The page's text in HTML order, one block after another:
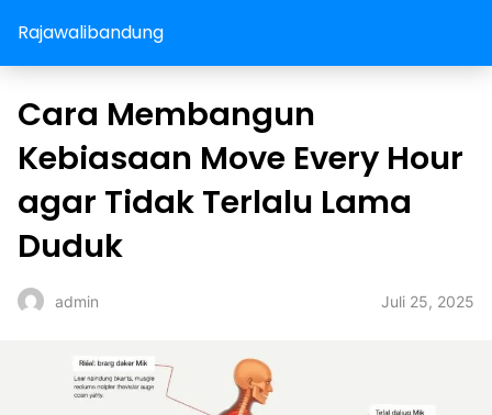
Rajawalibandung
Cara Membangun
Kebiasaan Move Every Hour
agar Tidak Terlalu Lama
Duduk
admin Juli 25, 2025